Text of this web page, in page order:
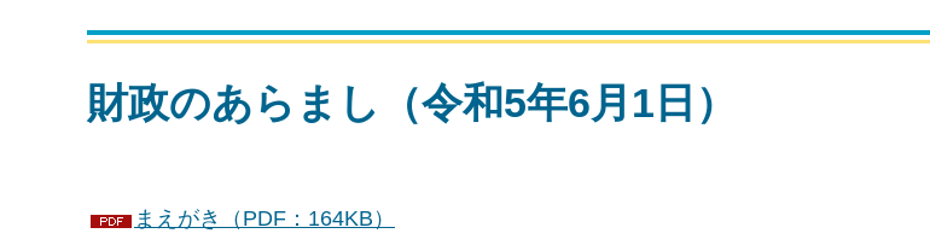
財政のあらまし（令和5年6月1日）
まえがき（PDF：164KB）